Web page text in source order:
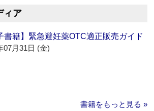
ィア
書籍】緊急避妊薬OTC適正販売ガイド
07月31日 (金)
書籍をもっと見る »